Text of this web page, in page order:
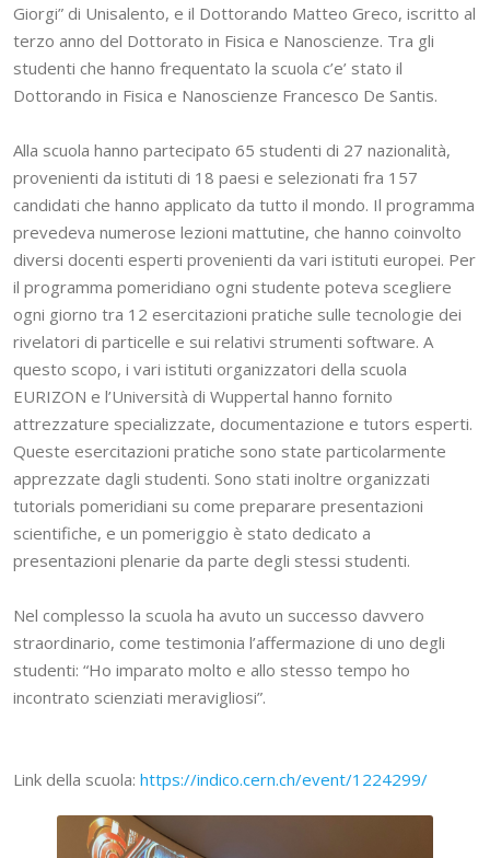
Giorgi” di Unisalento, e il Dottorando Matteo Greco, iscritto al
terzo anno del Dottorato in Fisica e Nanoscienze. Tra gli
studenti che hanno frequentato la scuola c’e’ stato il
Dottorando in Fisica e Nanoscienze Francesco De Santis.
Alla scuola hanno partecipato 65 studenti di 27 nazionalità,
provenienti da istituti di 18 paesi e selezionati fra 157
candidati che hanno applicato da tutto il mondo. Il programma
prevedeva numerose lezioni mattutine, che hanno coinvolto
diversi docenti esperti provenienti da vari istituti europei. Per
il programma pomeridiano ogni studente poteva scegliere
ogni giorno tra 12 esercitazioni pratiche sulle tecnologie dei
rivelatori di particelle e sui relativi strumenti software. A
questo scopo, i vari istituti organizzatori della scuola
EURIZON e l’Università di Wuppertal hanno fornito
attrezzature specializzate, documentazione e tutors esperti.
Queste esercitazioni pratiche sono state particolarmente
apprezzate dagli studenti. Sono stati inoltre organizzati
tutorials pomeridiani su come preparare presentazioni
scientifiche, e un pomeriggio è stato dedicato a
presentazioni plenarie da parte degli stessi studenti.
Nel complesso la scuola ha avuto un successo davvero
straordinario, come testimonia l’affermazione di uno degli
studenti: “Ho imparato molto e allo stesso tempo ho
incontrato scienziati meravigliosi”.
Link della scuola: https://indico.cern.ch/event/1224299/